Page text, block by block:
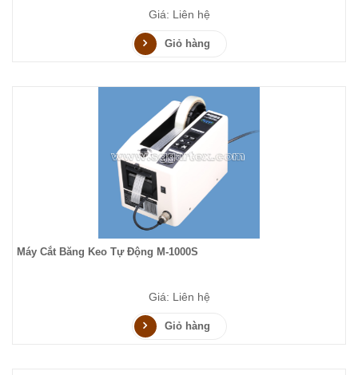
Giá: Liên hệ
Giỏ hàng
Máy Cắt Băng Keo Tự Động M-1000S
Giá: Liên hệ
Giỏ hàng